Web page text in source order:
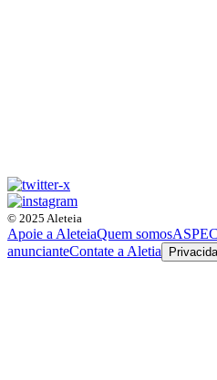
© 2025 Aleteia
Apoie a AleteiaQuem somos
anuncianteContate a Aletia